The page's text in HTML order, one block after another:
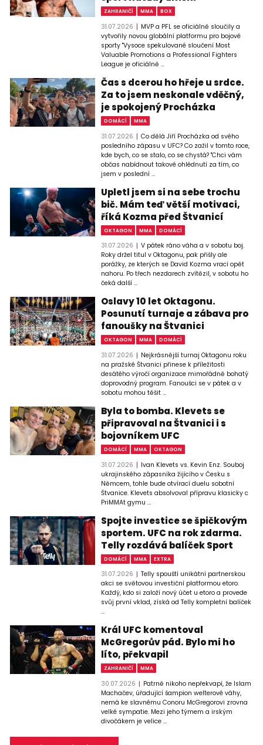
ZAHRANIČÍ MMA BOX
31.07.2026
MVP a PFL se oficiálně sloučily a
vytvořily novou globální platformu pro bojové
sporty "Vysoce spekulované sloučení Most
Valuable Promotions a Professional Fighters
League je oficiálně ...
Čas s dcerou ho hřeje u srdce.
Za to jsem neskonale vděčný,
je spokojený Procházka
DOMÁCÍ MMA
31.07.2026
Co dělá Jiří Procházka od svého
posledního zápasu v UFC? Co zažil v tomto roce,
kde bych, co se stalo, co se chystá? "Chci vám
občas nabídnout takové ohlédnutí za tím, co
jsem v poslední ...
Upletl jsem si na sebe trochu
bič. Mám teď větší motivaci,
říká Kozma před Štvanicí
OKTAGON MMA DOMÁCÍ
31.07.2026
V pátek ráno váha a v sobotu boj.
Roky držel titul v Oktagonu, pak přišly ale
porážky, ze kterých se David Kozma vrací opět
nahoru. Po třech nezdarech zvítězil, v sobotu ho
čeká další ...
Oslavy 10 let Oktagonu.
Posunutí turnaje a zábava pro
fanoušky na Štvanici
OKTAGON MMA DOMÁCÍ
31.07.2026
Nejkrásnější turnaj Oktagonu roku
na pražské Štvanici přinese k příležitosti
desátého výročí organizace mimořádně bohatý
doprovodný program. Fanoušci se v pátek a v
sobotu mohou těšit ...
Byla to bomba. Klevets se
připravoval na Štvanici i s
bojovníkem UFC
DOMÁCÍ MMA OKTAGON
31.07.2026
Ivan Klevets vs. Kevin Enz. Souboj
ukrajinského zápasníka žijícího v Česku s
Němcem, tohle bude otvírací duelu sobotní
Štvanice. Klevets absolvoval přípravu klasicky c
PriMMAt gymu ...
Spojte investice se špičkovým
sportem. UFC na rok zdarma.
Telly rozdává balíček Sport
DOMÁCÍ MMA EXTRA
31.07.2026
Telly spouští unikátní partnerskou
akci se světovou investiční platformou etoro.
Každý, kdo si založí nový účet u etoro a provede
svůj první vklad, získá od Telly kompletní balíček
...
Král UFC komentoval
McGregorův pád. Bylo mi ho
líto, překvapil
ZAHRANIČÍ MMA
30.07.2026
Patrně nikoho nepřekvapí, že Islam
Machačev, úřadující šampion welterové váhy,
nemá ke slavnému Conoru McGregorovi zrovna
velké sympatie. Mezi jeho týmem a irským
divočákem je velice ...